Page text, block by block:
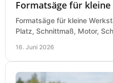
Formatsäge für
Formatsäge für kleine
Platz, Schnittmaß, Motor,
16. Juni 2026